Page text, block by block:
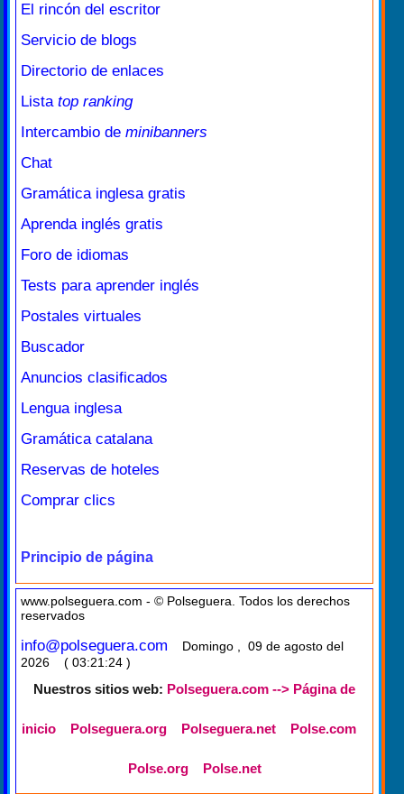
El rincón del escritor
Servicio de blogs
Directorio de enlaces
Lista top ranking
Intercambio de minibanners
Chat
Gramática inglesa gratis
Aprenda inglés gratis
Foro de idiomas
Tests para aprender inglés
Postales virtuales
Buscador
Anuncios clasificados
Lengua inglesa
Gramática catalana
Reservas de hoteles
Comprar clics
Principio de página
www.polseguera.com - © Polseguera. Todos los derechos
reservados
info@polseguera.com
Domingo , 09 de agosto del
2026 ( 03:21:24 )
Nuestros sitios web: Polseguera.com --> Página de
inicio Polseguera.org Polseguera.net Polse.com
Polse.org Polse.net